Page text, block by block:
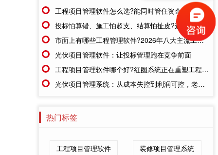
工程项目管理软件怎么选?能同时管住资金、成本、进度的才靠谱
投标怕算错、施工怕超支、结算怕扯皮?这款施工成本管理系统一招全解决
市面上有哪些工程管理软件?2026年八大主流工具深度盘点
光伏项目管理软件：让投标管理跑在竞争前面
工程项目管理软件哪个好?红圈系统正在重塑工程企业的"数字大脑"
光伏项目管理系统：从成本失控到利润可控，老板只需做对一步
热门标签
工程项目管理软件 装修项目管理系统